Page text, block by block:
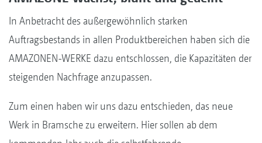
In Anbetracht des außergewöhnlich starken
Auftragsbestands in allen Produktbereichen haben sich die
AMAZONEN-WERKE dazu entschlossen, die Kapazitäten der
steigenden Nachfrage anzupassen.
Zum einen haben wir uns dazu entschieden, das neue
Werk in Bramsche zu erweitern. Hier sollen ab dem